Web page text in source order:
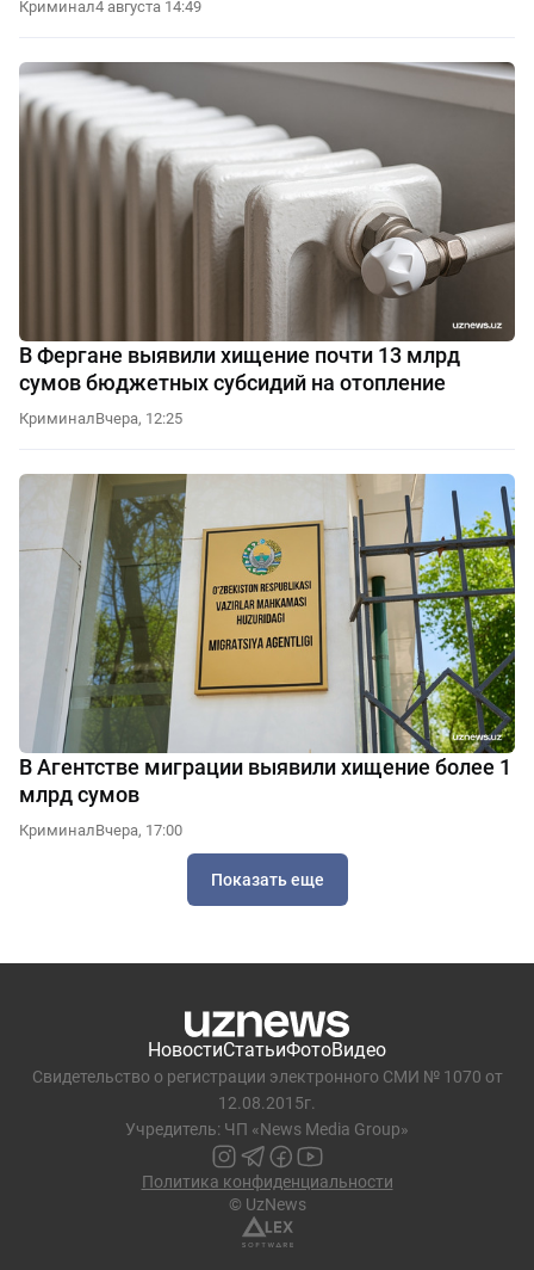
Криминал4 августа 14:49
В Фергане выявили хищение почти 13 млрд
сумов бюджетных субсидий на отопление
КриминалВчера, 12:25
В Агентстве миграции выявили хищение более 1
млрд сумов
КриминалВчера, 17:00
Показать еще
НовостиСтатьиФотоВидео
Свидетельство о регистрации электронного СМИ № 1070 от
12.08.2015г.
Учредитель: ЧП «News Media Group»
Политика конфиденциальности
© UzNews